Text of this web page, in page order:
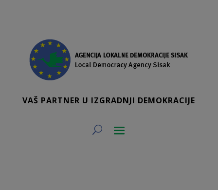
VAŠ PARTNER U IZGRADNJI DEMOKRACIJE